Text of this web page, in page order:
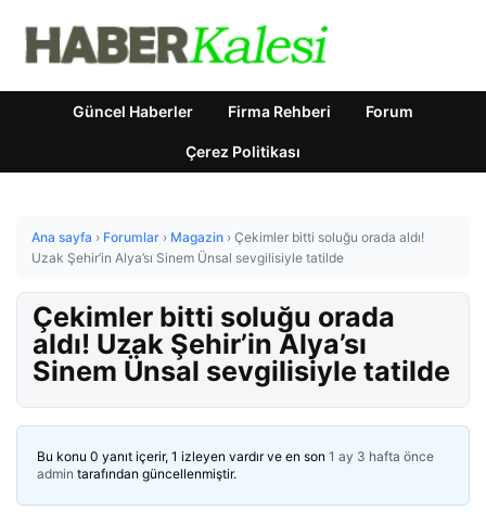
Güncel Haberler Firma Rehberi Forum
Çerez Politikası
Ana sayfa › Forumlar › Magazin › Çekimler bitti soluğu orada aldı!
Uzak Şehir’in Alya’sı Sinem Ünsal sevgilisiyle tatilde
Çekimler bitti soluğu orada
aldı! Uzak Şehir’in Alya’sı
Sinem Ünsal sevgilisiyle tatilde
Bu konu 0 yanıt içerir, 1 izleyen vardır ve en son 1 ay 3 hafta önce
admin tarafından güncellenmiştir.